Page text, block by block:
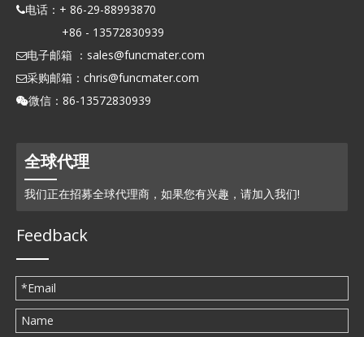
电话：+ 86-29-88993870
+86 - 13572830939
电子邮箱 ： sales@funcmater.com
采购邮箱： chris@funcmater.com
微信：86-13572830939
全球代理
我们正在招募全球代理商，如果您有兴趣，请加入我们!
Feedback